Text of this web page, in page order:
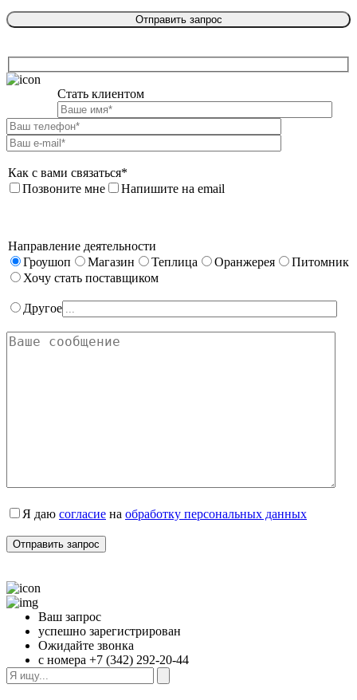
Стать клиентом
Как с вами связаться*
Позвоните мне
Напишите на email
Направление деятельности
Гроушоп
Магазин Теплица Оранжерея
Питомник
Хочу стать поставщиком
Другое
Я даю согласие на обработку персональных данных
Ваш запрос
успешно зарегистрирован
Ожидайте звонка
с номера +7 (342) 292-20-44